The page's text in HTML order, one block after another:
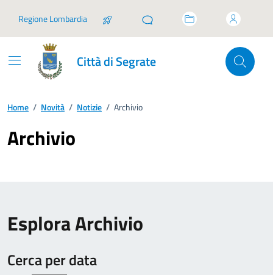
Regione Lombardia
Città di Segrate
Home / Novità / Notizie / Archivio
Archivio
Esplora Archivio
Cerca per data